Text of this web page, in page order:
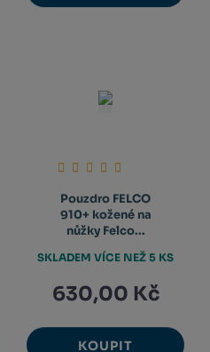
Pouzdro FELCO
910+ kožené na
nůžky Felco...
630,00 Kč
KOUPIT
SKLADEM VÍCE NEŽ 5 KS